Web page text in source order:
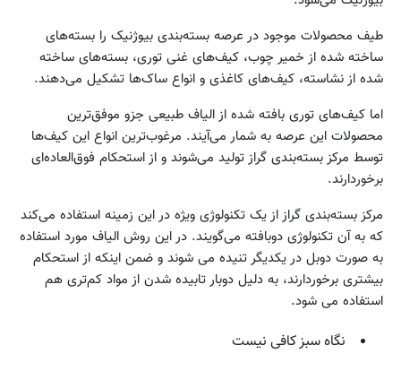
طیف محصولات موجود در عرصه بسته‌بندی بیوژنیک را بسته‌های
ساخته شده از خمیر چوب، کیف‌های غنی توری، بسته‌های ساخته
شده از نشاسته، کیف‌های کاغذی و انواع ساک‌ها تشکیل می‌دهند.
اما کیف‌های توری بافته شده از الیاف طبیعی جزو موفق‌ترین
محصولات این عرصه به شمار می‌آیند. مرغوب‌ترین انواع این کیف‌ها
توسط مرکز بسته‌بندی گراز تولید می‌شوند و از استحکام فوق‌العاده‌ای
برخوردارند.
مرکز بسته‌بندی گراز از یک تکنولوژی ویژه در این زمینه استفاده می‌کند
که به آن تکنولوژی دوبافته می‌گویند. در این روش الیاف مورد استفاده
به صورت دوبل در یکدیگر تنیده می شوند و ضمن اینکه از استحکام
بیشتری برخوردارند، به دلیل دوبار تابیده شدن از مواد کم‌تری هم
استفاده می شود.
نگاه سبز کافی نیست